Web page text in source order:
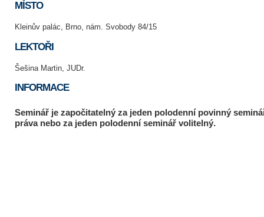
MÍSTO
Kleinův palác, Brno, nám. Svobody 84/15
LEKTOŘI
Šešina Martin, JUDr.
INFORMACE
Seminář je započitatelný za jeden polodenní povinný
práva nebo za jeden polodenní seminář volitelný.